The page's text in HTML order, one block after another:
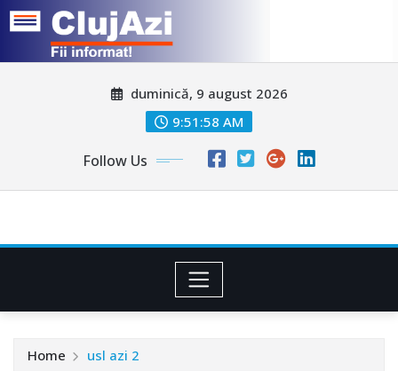
duminică, 9 august 2026
9:52:01 AM
Follow Us
Home usl azi 2